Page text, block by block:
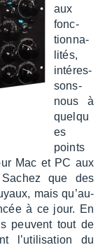
aux
fonc­
tion­na­
li­tés,
inté­res­
sons-
nous à
quelqu
es
points
Mac et PC aux
que des
mais qu’au­
à ce jour. En
peuvent tout de
l’uti­li­sa­tion du